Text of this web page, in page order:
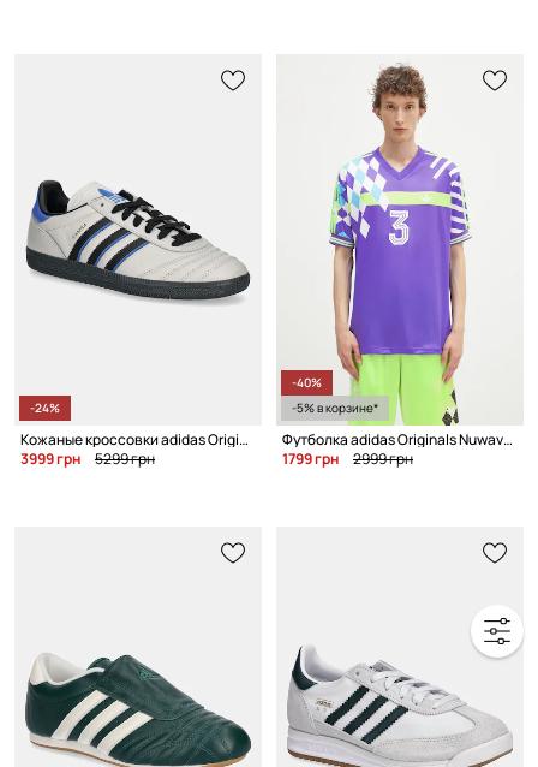
-24%
Кожаные кроссовки adidas Originals Samba Jp
3999 грн
5299 грн
-40%
-5% в корзине*
Футболка adidas Originals Nuwave90Sjersey
1799 грн
2999 грн